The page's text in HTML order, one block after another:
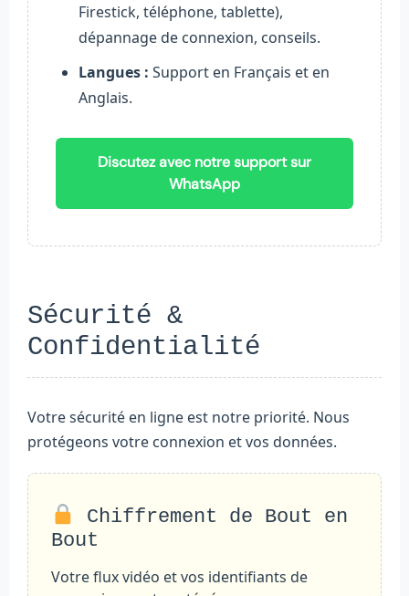
Firestick, téléphone, tablette),
dépannage de connexion, conseils.
Langues : Support en Français et en
Anglais.
Discutez avec notre support sur
WhatsApp
Sécurité &
Confidentialité
Votre sécurité en ligne est notre priorité. Nous
protégeons votre connexion et vos données.
Chiffrement de Bout en
Bout
Votre flux vidéo et vos identifiants de